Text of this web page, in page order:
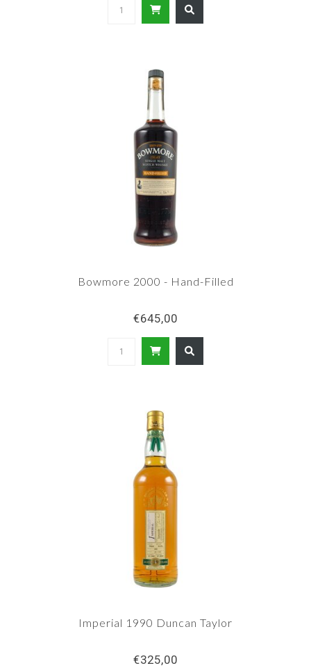
Bowmore 2000 - Hand-Filled
€645,00
Imperial 1990 Duncan Taylor
€325,00